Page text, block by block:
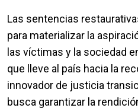
Las sentencias
para materializar la
las víctimas y la sociedad
que lleve al país hacia la
innovador de justicia
busca garantizar la